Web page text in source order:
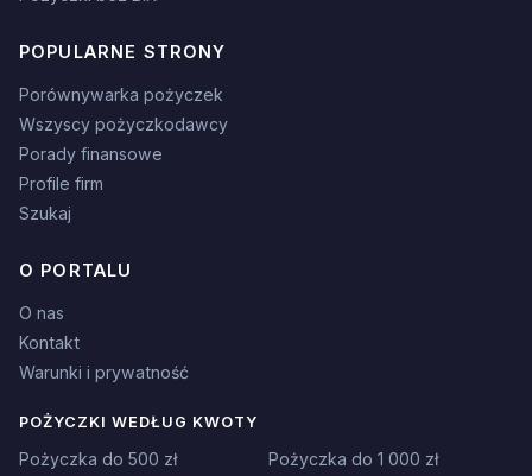
POPULARNE STRONY
Porównywarka pożyczek
Wszyscy pożyczkodawcy
Porady finansowe
Profile firm
Szukaj
O PORTALU
O nas
Kontakt
Warunki i prywatność
POŻYCZKI WEDŁUG KWOTY
Pożyczka do 500 zł
Pożyczka do 1 000 zł